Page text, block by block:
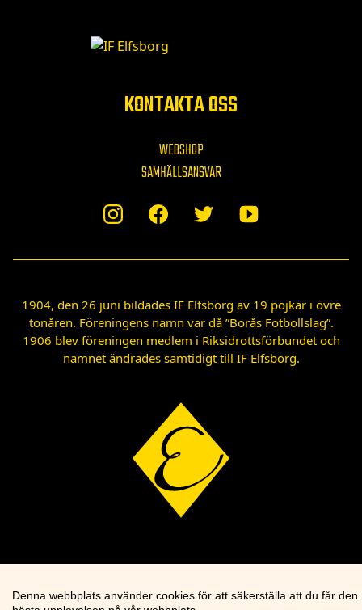
KONTAKTA OSS
WEBSHOP
SAMHÄLLSANSVAR
1904, den 26 juni bildades IF Elfsborg av 19 pojkar i övre
tonåren. Föreningens namn var då ”Borås Fotbollslag”.
1906 blev föreningen medlem i Riksidrottsförbundet och
namnet ändrades samtidigt till IF Elfsborg.
Denna webbplats använder cookies för att säkerställa att du får den